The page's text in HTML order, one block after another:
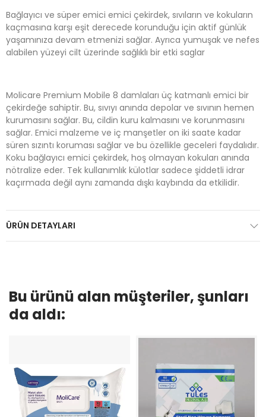
Bağlayıcı ve süper emici emici çekirdek, sıvıların ve kokuların
kaçmasına karşı eşit derecede korunduğu için aktif günlük
yaşamınıza devam etmenizi sağlar. Ayrıca yumuşak ve nefes
alabilen yüzeyi cilt üzerinde sağlıklı bir etki saglar
Molicare Premium Mobile 8 damlaları üç katmanlı emici bir
çekirdeğe sahiptir. Bu, sıvıyı anında depolar ve sıvının hemen
kurumasını sağlar. Bu, cildin kuru kalmasını ve korunmasını
sağlar. Emici malzeme ve iç manşetler on iki saate kadar
süren sızıntı koruması sağlar ve bu özellikle geceleri faydalıdır.
Koku bağlayıcı emici çekirdek, hoş olmayan kokuları anında
nötralize eder. Tek kullanımlık külotlar sadece şiddetli idrar
kaçırmada değil aynı zamanda dışkı kaybında da etkilidir.
ÜRÜN DETAYLARI
Bu ürünü alan müşteriler, şunları
da aldı: